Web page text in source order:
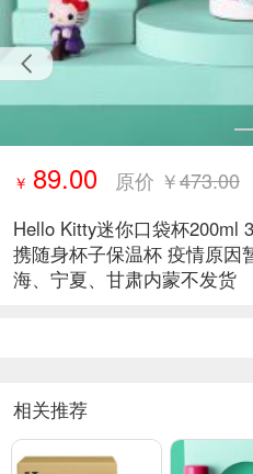
￥ 89.00 原价 ￥473.00
Hello Kitty迷你口袋杯200ml
携随身杯子保温杯 疫情原因
海、宁夏、甘肃内蒙不发货
相关推荐